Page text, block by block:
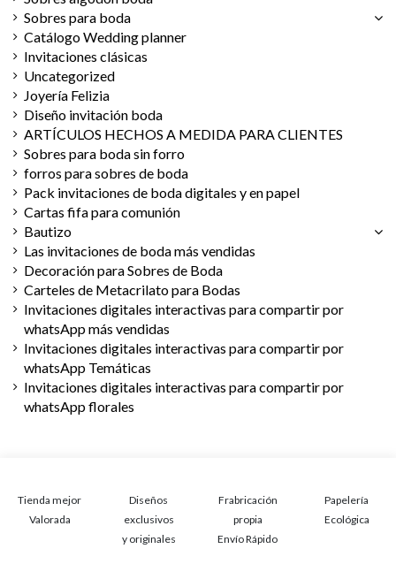
Sobres para boda
Catálogo Wedding planner
Invitaciones clásicas
Uncategorized
Joyería Felizia
Diseño invitación boda
ARTÍCULOS HECHOS A MEDIDA PARA CLIENTES
Sobres para boda sin forro
forros para sobres de boda
Pack invitaciones de boda digitales y en papel
Cartas fifa para comunión
Bautizo
Las invitaciones de boda más vendidas
Decoración para Sobres de Boda
Carteles de Metacrilato para Bodas
Invitaciones digitales interactivas para compartir por
whatsApp más vendidas
Invitaciones digitales interactivas para compartir por
whatsApp Temáticas
Invitaciones digitales interactivas para compartir por
whatsApp florales
Tienda mejor
Valorada
Diseños
exclusivos
y originales
Frabricación
propia
Envío Rápido
Papelería
Ecológica